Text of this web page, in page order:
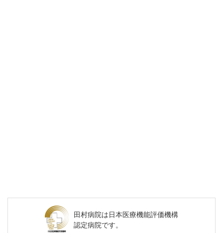
田村病院は日本医療機能評価機構
認定病院です。